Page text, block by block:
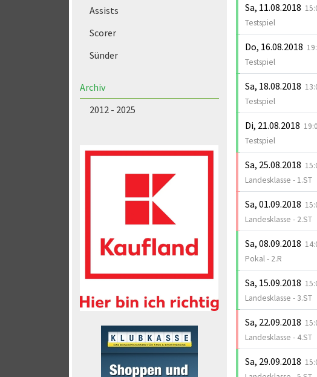
Assists
Scorer
Sünder
Archiv
2012 - 2025
Sa, 11.08.2018
Testspiel
Do, 16.08.2018
Testspiel
Sa, 18.08.2018
Testspiel
Di, 21.08.2018
Testspiel
Sa, 25.08.2018
Landesklasse - 1.ST
Sa, 01.09.2018
Landesklasse - 2.ST
Sa, 08.09.2018
Pokal - 2.R
Sa, 15.09.2018
Landesklasse - 3.ST
Sa, 22.09.2018
Landesklasse - 4.ST
Sa, 29.09.2018